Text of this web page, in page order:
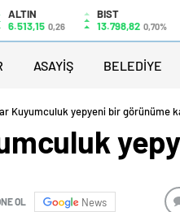
ALTIN
6.513,15 0,26
BIST
13.798,82 0,70%
ASAYİŞ BELEDİYE
Kuyumculuk yepyeni bir görünüme
OL News